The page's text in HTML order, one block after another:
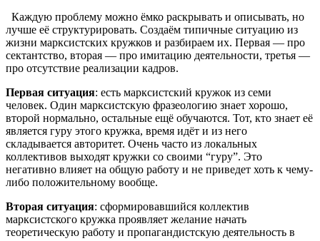
Каждую проблему можно ёмко раскрывать и описывать, но
лучше её структурировать. Создаём типичные ситуацию из
жизни марксистских кружков и разбираем их. Первая — про
сектантство, вторая — про имитацию деятельности, третья —
про отсутствие реализации кадров.
Первая ситуация: есть марксистский кружок из семи
человек. Один марксистскую фразеологию знает хорошо,
второй нормально, остальные ещё обучаются. Тот, кто знает её
является гуру этого кружка, время идёт и из него
складывается авторитет. Очень часто из локальных
коллективов выходят кружки со своими “гуру”. Это
негативно влияет на общую работу и не приведет хоть к чему-
либо положительному вообще.
Вторая ситуация: сформировавшийся коллектив
марксистского кружка проявляет желание начать
теоретическую работу и пропагандистскую деятельность в